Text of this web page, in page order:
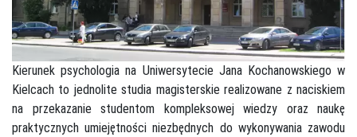
Kierunek psychologia na Uniwersytecie Jana Kochanowskiego w
Kielcach to jednolite studia magisterskie realizowane z naciskiem
na przekazanie studentom kompleksowej wiedzy oraz naukę
praktycznych umiejętności niezbędnych do wykonywania zawodu